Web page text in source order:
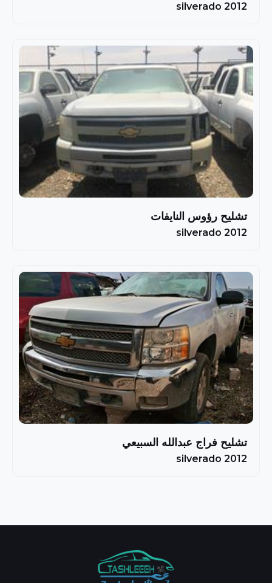
silverado 2012
تشليح رؤوس النايفات
silverado 2012
تشليح فراج عبدالله السبيعي
silverado 2012